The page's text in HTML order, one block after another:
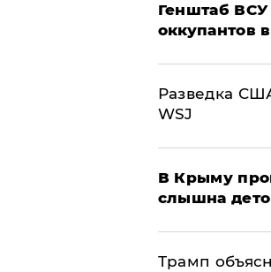
Генштаб
оккупантов
Разведка
WSJ
В Крыму
слышна
Трамп